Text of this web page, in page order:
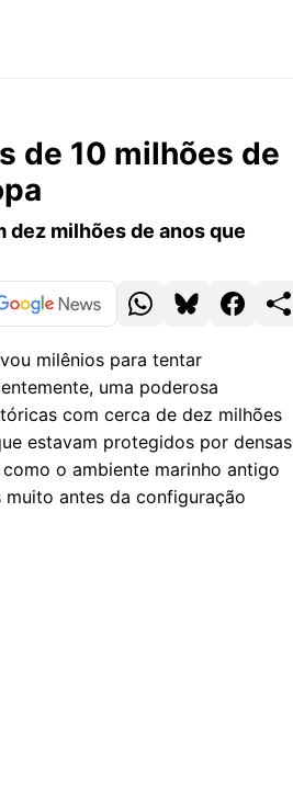
de 10 milhões de
dez milhões de anos que
milênios para tentar
uma poderosa
com cerca de dez milhões
estavam protegidos por densas
o ambiente marinho antigo
antes da configuração